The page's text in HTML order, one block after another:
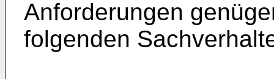
Anforderungen
folgenden